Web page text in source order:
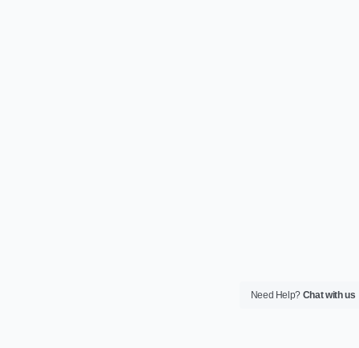
Need Help? Chat with us